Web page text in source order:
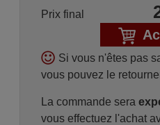
Prix final
Si vous n'êtes pas
vous pouvez le
La commande sera
vous effectuez l'achat